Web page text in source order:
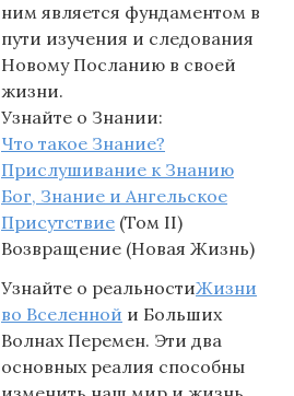
ним является фундаментом в
пути изучения и следования
Новому Посланию в своей
жизни.
Узнайте о Знании:
Что такое Знание?
Прислушивание к Знанию
Бог, Знание и Ангельское
Присутствие (Том II)
Возвращение (Новая Жизнь)
Узнайте о реальностиЖизни
во Вселенной и Больших
Волнах Перемен. Эти два
основных реалия способны